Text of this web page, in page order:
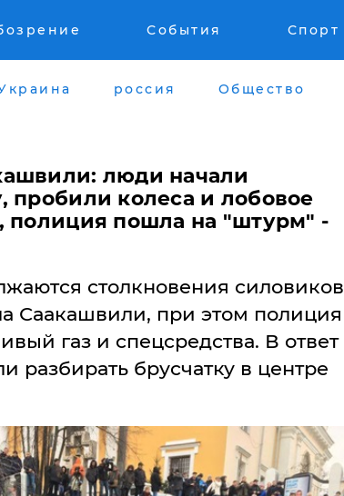
События Спорт
россия Общество
люди начали
пробили колеса и лобовое
полиция пошла на "штурм" -
столкновения силовиков
Саакашвили, при этом полиция
газ и спецсредства. В ответ
разбирать брусчатку в центре